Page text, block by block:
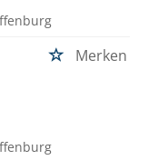
Merken